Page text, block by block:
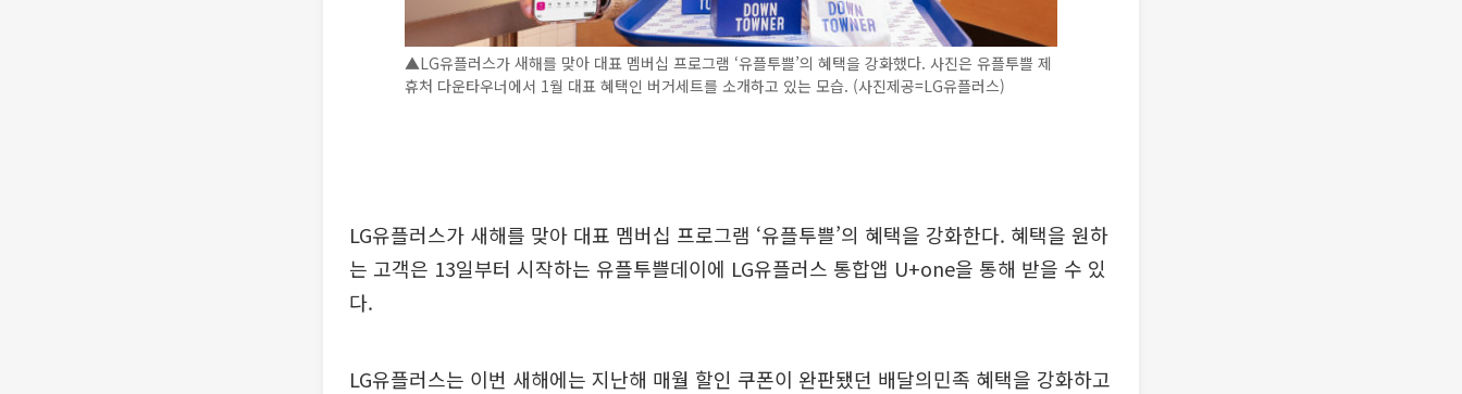
▲LG유플러스가 새해를 맞아 대표 멤버십 프로그램 ‘유플투쁠’의 혜택을 강화했다. 사진은 유플투쁠 제
휴처 다운타우너에서 1월 대표 혜택인 버거세트를 소개하고 있는 모습. (사진제공=LG유플러스)
LG유플러스가 새해를 맞아 대표 멤버십 프로그램 ‘유플투쁠’의 혜택을 강화한다. 혜택을 원하
는 고객은 13일부터 시작하는 유플투쁠데이에 LG유플러스 통합앱 U+one을 통해 받을 수 있
다.
LG유플러스는 이번 새해에는 지난해 매월 할인 쿠폰이 완판됐던 배달의민족 혜택을 강화하고